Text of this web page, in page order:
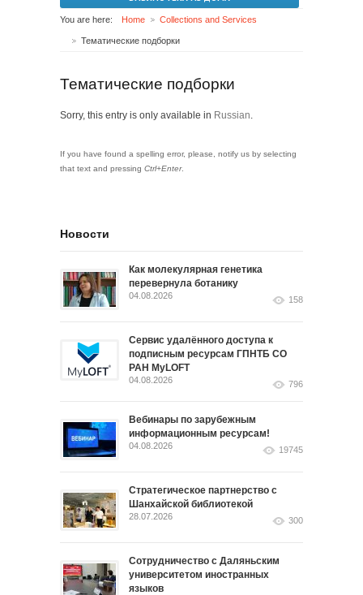
You are here: Home Collections and Services
Тематические подборки
Тематические подборки
Sorry, this entry is only available in Russian.
If you have found a spelling error, please, notify us by selecting
that text and pressing Ctrl+Enter.
Новости
Как молекулярная генетика
перевернула ботанику
04.08.2026 158
Сервис удалённого доступа к
подписным ресурсам ГПНТБ СО
РАН MyLOFT
04.08.2026 796
Вебинары по зарубежным
информационным ресурсам!
04.08.2026 19745
Стратегическое партнерство с
Шанхайской библиотекой
28.07.2026 300
Сотрудничество с Даляньским
университетом иностранных
языков